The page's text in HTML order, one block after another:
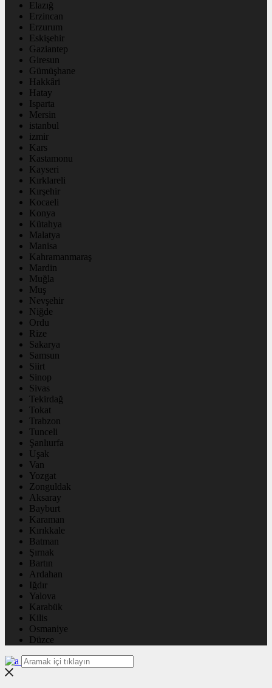
Elazığ
Erzincan
Erzurum
Eskişehir
Gaziantep
Giresun
Gümüşhane
Hakkâri
Hatay
Isparta
Mersin
istanbul
izmir
Kars
Kastamonu
Kayseri
Kırklareli
Kırşehir
Kocaeli
Konya
Kütahya
Malatya
Manisa
Kahramanmaraş
Mardin
Muğla
Muş
Nevşehir
Niğde
Ordu
Rize
Sakarya
Samsun
Siirt
Sinop
Sivas
Tekirdağ
Tokat
Trabzon
Tunceli
Şanlıurfa
Uşak
Van
Yozgat
Zonguldak
Aksaray
Bayburt
Karaman
Kırıkkale
Batman
Şırnak
Bartın
Ardahan
Iğdır
Yalova
Karabük
Kilis
Osmaniye
Düzce